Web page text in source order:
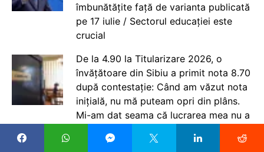
îmbunătățite față de varianta publicată
pe 17 iulie / Sectorul educației este
crucial
De la 4.90 la Titularizare 2026, o
învățătoare din Sibiu a primit nota 8.70
după contestație: Când am văzut nota
inițială, nu mă puteam opri din plâns.
Mi-am dat seama că lucrarea mea nu a
cuvântului